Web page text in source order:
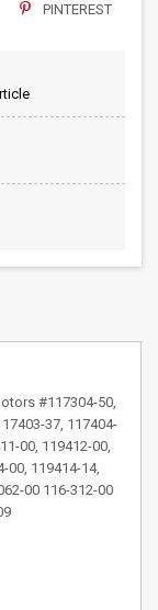
PINTEREST
#117304-50,
37, 117404-
00, 119412-00,
00, 119414-14,
00 116-312-00